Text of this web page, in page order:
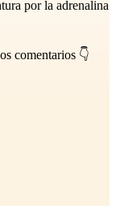
por la adrenalina
comentarios 👇